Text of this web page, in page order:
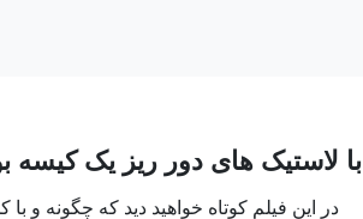
با لاستیک های دور ریز یک کیسه
در این فیلم کوتاه خواهید دید که چگونه و